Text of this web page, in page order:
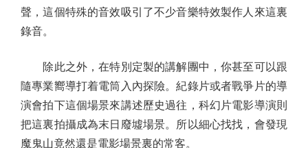
聲，這個特殊的音效吸引了不少音樂特效製作人來這裏
錄音。
除此之外，在特別定製的講解團中，你甚至可以跟
隨專業嚮導打着電筒入內探險。紀錄片或者戰爭片的導
演會拍下這個場景來講述歷史過往，科幻片電影導演則
把這裏拍攝成為末日廢墟場景。所以細心找找，會發現
魔鬼山竟然還是電影場景裏的常客。